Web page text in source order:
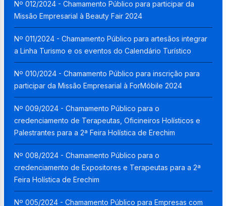
Nº 012/2024 - Chamamento Público para participar da
Missão Empresarial à Beauty Fair 2024
Nº 011/2024 - Chamamento Público para artesãos integrar
a Linha Turismo e os eventos do Calendário Turístico
Nº 010/2024 - Chamamento Público para inscrição para
participar da Missão Empresarial à ForMóbile 2024
Nº 009/2024 - Chamamento Público para o
credenciamento de Terapeutas, Oficineiros Holísticos e
Palestrantes para a 2ª Feira Holística de Erechim
Nº 008/2024 - Chamamento Público para o
credenciamento de Expositores e Terapeutas para a 2ª
Feira Holística de Erechim
Nº 005/2024 - Chamamento Público para Empresas com